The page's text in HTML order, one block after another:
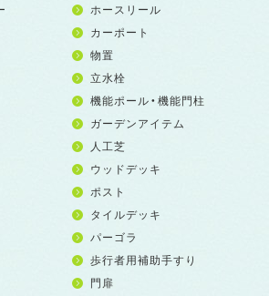
ホースリール
カーポート
物置
立水栓
機能ポール・機能門柱
ガーデンアイテム
人工芝
ウッドデッキ
ポスト
タイルデッキ
パーゴラ
歩行者用補助手すり
門扉